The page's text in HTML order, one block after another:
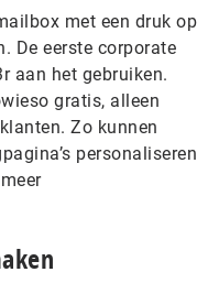
met een druk op
De eerste corporate
aan het gebruiken.
gratis, alleen
Zo kunnen
personaliseren